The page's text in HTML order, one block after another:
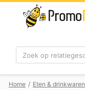
Zoek
Home / Eten & drinkwaren